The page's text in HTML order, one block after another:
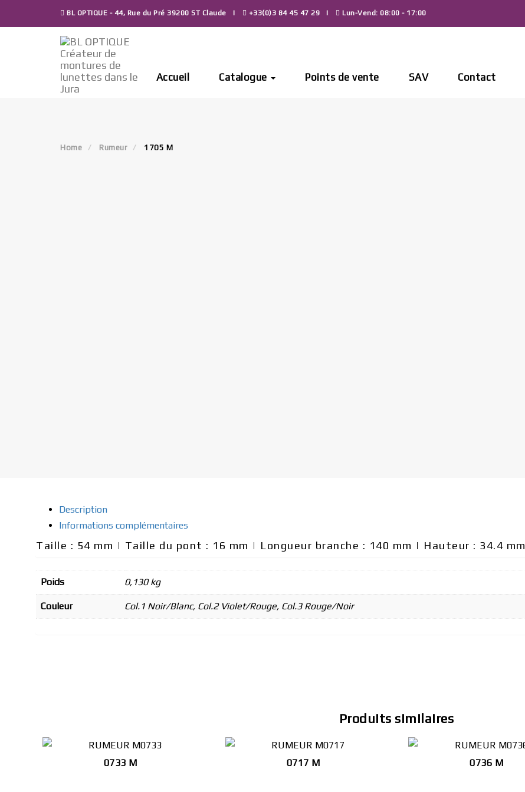
BL OPTIQUE - 44, Rue du Pré 39200 ST Claude +33(0)3 84 45 47 29 Lun-Vend: 08:00 - 17:00
Accueil Catalogue Points de vente SAV Contact
Home Rumeur 1705 M
Description
Informations complémentaires
Taille : 54 mm | Taille du pont : 16 mm | Longueur branche : 140 mm | Hauteur : 34.4 mm
Poids 0,130 kg
Couleur Col.1 Noir/Blanc, Col.2 Violet/Rouge, Col.3 Rouge/Noir
Produits similaires
0733 M 0717 M 0736 M